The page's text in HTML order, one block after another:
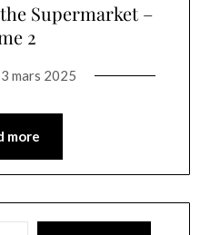
Supermarket –
2
3 mars 2025
more